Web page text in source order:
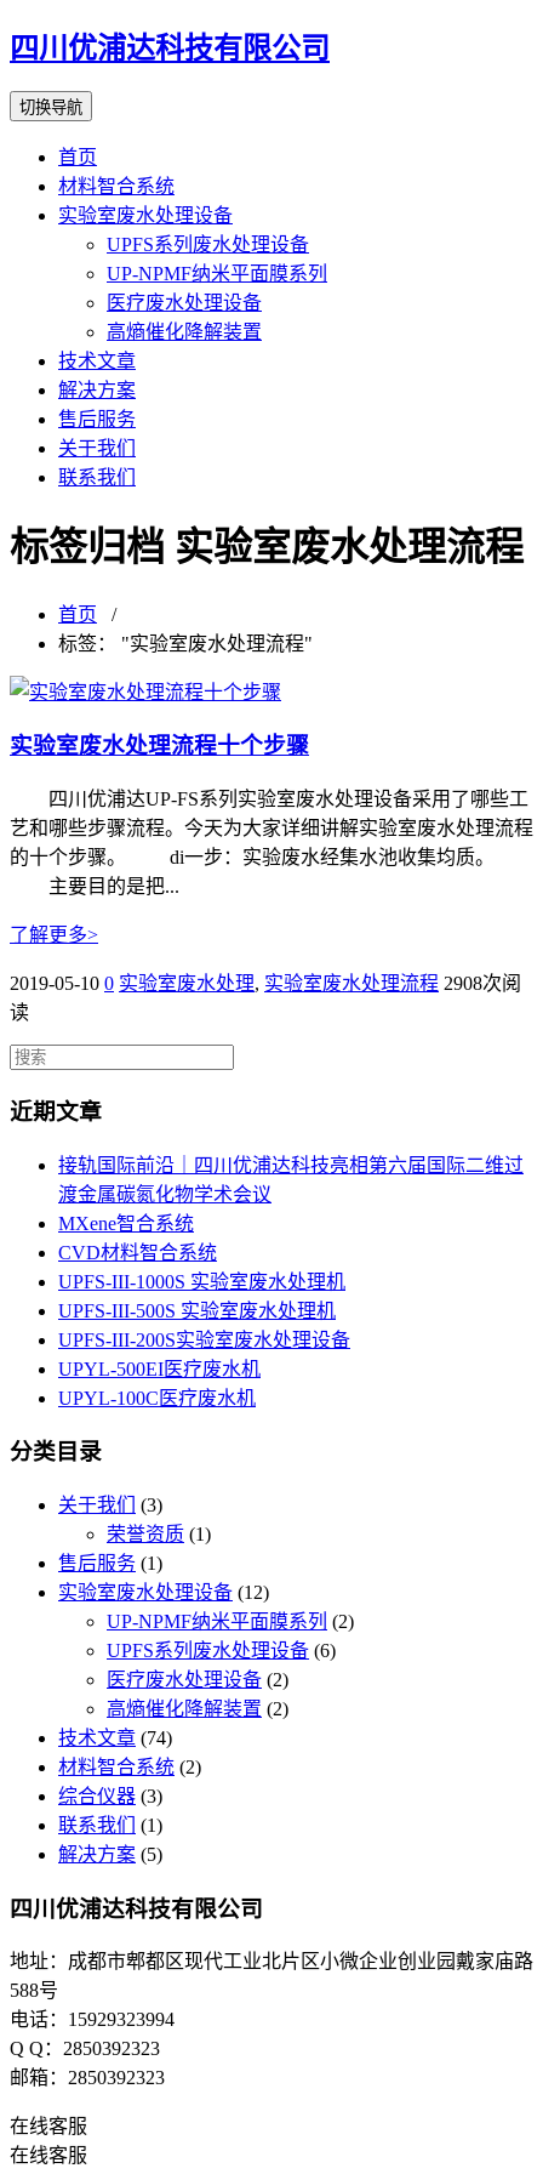
四川优浦达科技有限公司
切换导航
首页
材料智合系统
实验室废水处理设备
UPFS系列废水处理设备
UP-NPMF纳米平面膜系列
医疗废水处理设备
高熵催化降解装置
技术文章
解决方案
售后服务
关于我们
联系我们
标签归档 实验室废水处理流程
首页 /
标签： "实验室废水处理流程"
实验室废水处理流程十个步骤
四川优浦达UP-FS系列实验室废水处理设备采用了哪些工
艺和哪些步骤流程。今天为大家详细讲解实验室废水处理流程
的十个步骤。 di一步：实验废水经集水池收集均质。
主要目的是把...
了解更多>
2019-05-10 0 实验室废水处理, 实验室废水处理流程 2908次阅
读
近期文章
接轨国际前沿｜四川优浦达科技亮相第六届国际二维过
渡金属碳氮化物学术会议
MXene智合系统
CVD材料智合系统
UPFS-III-1000S 实验室废水处理机
UPFS-III-500S 实验室废水处理机
UPFS-III-200S实验室废水处理设备
UPYL-500EI医疗废水机
UPYL-100C医疗废水机
分类目录
关于我们
(3)
荣誉资质 (1)
售后服务 (1)
实验室废水处理设备 (12)
UP-NPMF纳米平面膜系列 (2)
UPFS系列废水处理设备 (6)
医疗废水处理设备 (2)
高熵催化降解装置 (2)
技术文章 (74)
材料智合系统 (2)
综合仪器 (3)
联系我们
(1)
解决方案 (5)
四川优浦达科技有限公司
地址：成都市郫都区现代工业北片区小微企业创业园戴家庙路
588号
电话：15929323994
Q Q：2850392323
邮箱：2850392323
在线客服
在线客服